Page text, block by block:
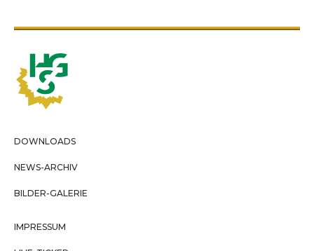
DOWNLOADS
NEWS-ARCHIV
BILDER-GALERIE
IMPRESSUM